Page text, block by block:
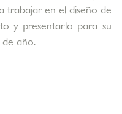
trabajar en el diseño de
y presentarlo para su
año.